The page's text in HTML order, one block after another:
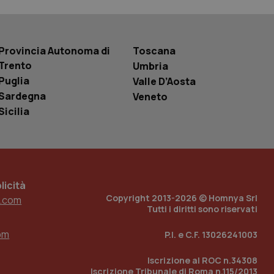
Autonoma di
Toscana
Umbria
Valle D’Aosta
Veneto
Copyright 2013-2026 © Homnya Srl
Tutti i diritti sono riservati
P.I. e C.F. 13026241003
Iscrizione al ROC n.34308
Iscrizione Tribunale di Roma n.115/2013
il sito, ma un
di accesso per
Analytics
di
traccia
incorporati
del sito web sta
di